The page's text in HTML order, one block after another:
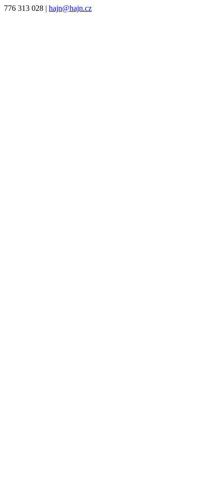
776 313 028 | hajn@hajn.cz